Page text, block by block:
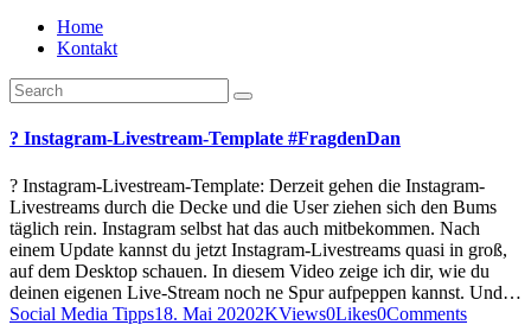
Home
Kontakt
? Instagram-Livestream-Template #FragdenDan
? Instagram-Livestream-Template: Derzeit gehen die Instagram-
Livestreams durch die Decke und die User ziehen sich den Bums
täglich rein. Instagram selbst hat das auch mitbekommen. Nach
einem Update kannst du jetzt Instagram-Livestreams quasi in groß,
auf dem Desktop schauen. In diesem Video zeige ich dir, wie du
deinen eigenen Live-Stream noch ne Spur aufpeppen kannst. Und…
Social Media Tipps18. Mai 20202KViews0Likes0Comments